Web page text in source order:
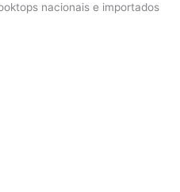
nacionais e importados